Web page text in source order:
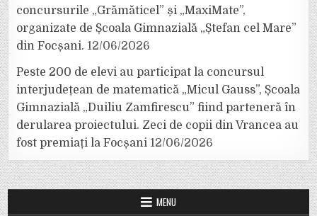
concursurile „Grămăticel” și „MaxiMate”,
organizate de Școala Gimnazială „Ștefan cel Mare”
din Focșani. 12/06/2026
Peste 200 de elevi au participat la concursul
interjudețean de matematică „Micul Gauss”, Școala
Gimnazială „Duiliu Zamfirescu” fiind parteneră în
derularea proiectului. Zeci de copii din Vrancea au
fost premiați la Focșani 12/06/2026
MENU